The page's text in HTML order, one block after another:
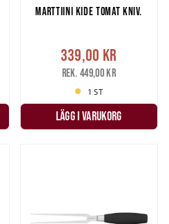
MARTTIINI KIDE TOMAT KNIV.
339,00 kr
Rek. 449,00 kr
1 ST
LÄGG I VARUKORG